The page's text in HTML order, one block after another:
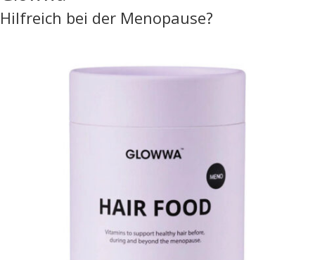
Hilfreich bei der Menopause?